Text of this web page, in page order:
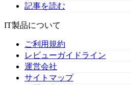
記事を読む
IT製品について
ご利用規約
レビューガイドライン
運営会社
サイトマップ